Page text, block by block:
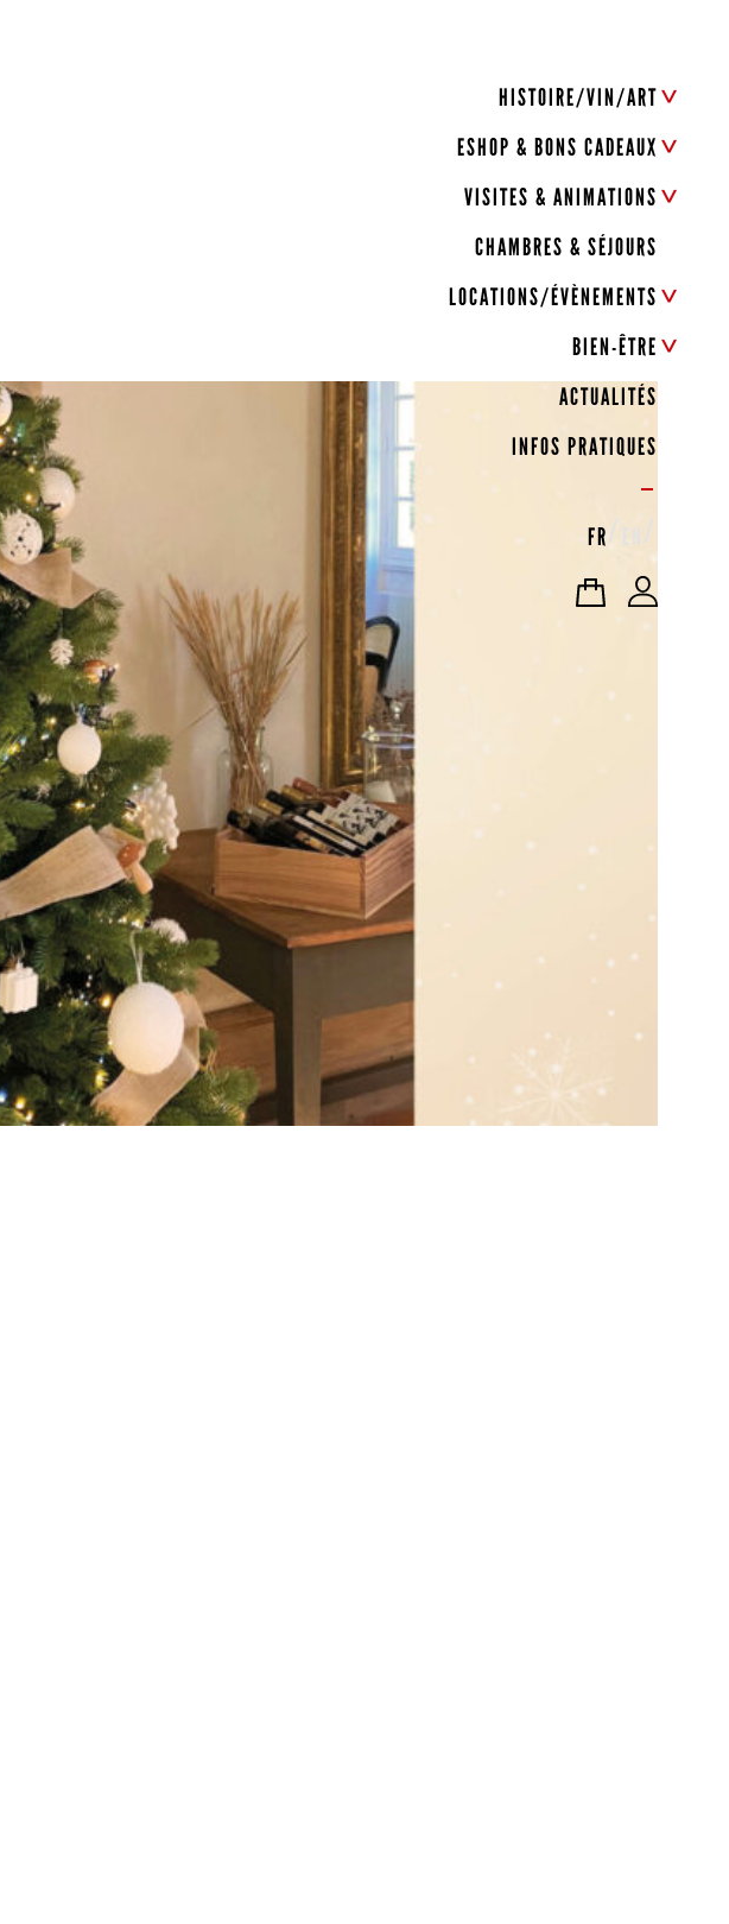
HISTOIRE/VIN/ART
ESHOP & BONS CADEAUX
VISITES & ANIMATIONS
CHAMBRES & SÉJOURS
LOCATIONS/ÉVÈNEMENTS
BIEN-ÊTRE
ACTUALITÉS
INFOS PRATIQUES
FR